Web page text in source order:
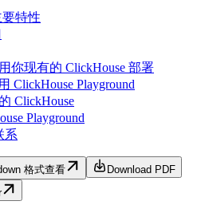
要特性
你现有的 ClickHouse 部署
ClickHouse Playground
ClickHouse
Playground
系
格式查看
Download PDF